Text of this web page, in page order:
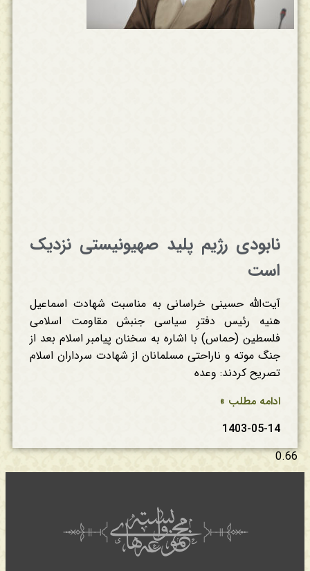
نابودی رژیم پلید صهیونیستی نزدیک
است
آیت‌الله حسینی خراسانی به مناسبت شهادت اسماعیل
هنیه رئیس دفترِ سیاسی جنبش مقاومت اسلامی
فلسطین (حماس) با اشاره به سخنان پیامبر اسلام بعد از
جنگ موته و ناراحتی مسلمانان از شهادت سرداران اسلام
تصریح کردند: وعده
ادامه مطلب »
1403-05-14